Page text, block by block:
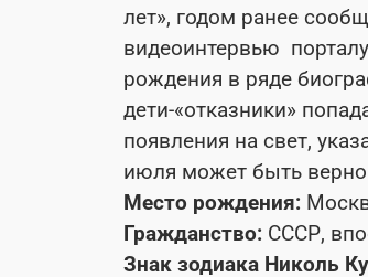
лет», годом ранее
видеоинтервью
рождения в ряде
дети-«отказники»
появления на свет,
июля может быть
Место рождения:
Гражданство: СССР,
Знак зодиака Николь